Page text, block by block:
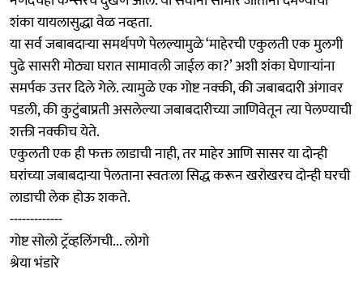
शंका यायलासुद्धा वेळ नव्हता.
या सर्व जबाबदाऱ्या समर्थपणे पेलल्यामुळे ‘माहेरची एकुलती एक मुलगी
पुढे सासरी मोठ्या घरात सामावली जाईल का?’ अशी शंका घेणाऱ्यांना
समर्पक उत्तर दिले गेले. त्यामुळे एक गोष्ट नक्की, की जबाबदारी अंगावर
पडली, की कुटुंबाप्रती असलेल्या जबाबदारीच्या जाणिवेतून त्या पेलण्याची
शक्ती नक्कीच येते.
एकुलती एक ही फक्त लाडाची नाही, तर माहेर आणि सासर या दोन्ही
घरांच्या जबाबदाऱ्या पेलताना स्वतःला सिद्ध करून खरोखरच दोन्ही घरची
लाडाची लेक होऊ शकते.
-------------
गोष्ट सोलो ट्रॅव्हलिंगची... लोगो
श्रेया भंडारे